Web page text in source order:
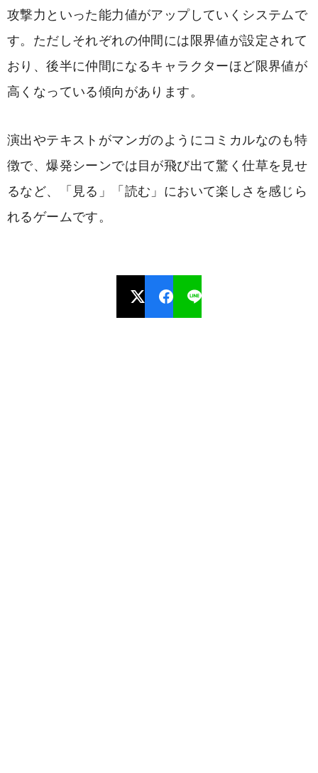
攻撃力といった能力値がアップしていくシステムで
す。ただしそれぞれの仲間には限界値が設定されて
おり、後半に仲間になるキャラクターほど限界値が
高くなっている傾向があります。
演出やテキストがマンガのようにコミカルなのも特
徴で、爆発シーンでは目が飛び出て驚く仕草を見せ
るなど、「見る」「読む」において楽しさを感じら
れるゲームです。